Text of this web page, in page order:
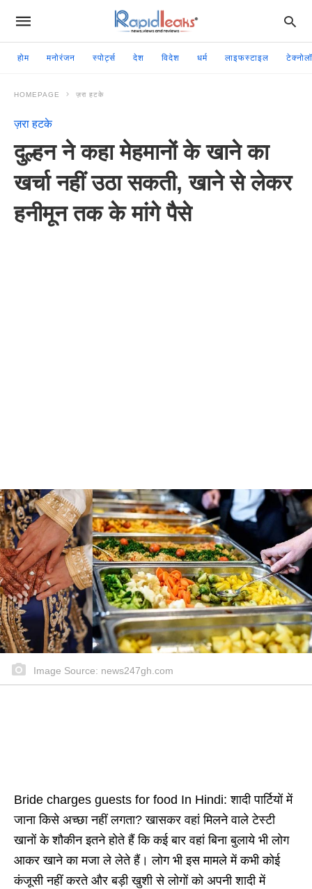
होम मनोरंजन स्पोर्ट्स देश विदेश धर्म लाइफस्टाइल
HOMEPAGE ज़रा हटके
ज़रा हटके
दुल्हन ने कहा मेहमानों के खाने का
खर्चा नहीं उठा सकती, खाने से लेकर
हनीमून तक के मांगे पैसे
Image Source: news247gh.com
Bride charges guests for food In Hindi: शादी पार्टियों में
जाना किसे अच्छा नहीं लगता? खासकर वहां मिलने वाले टेस्टी
खानों के शौकीन इतने होते हैं कि कई बार वहां बिना बुलाये भी लोग
आकर खाने का मजा ले लेते हैं। लोग भी इस मामले में कभी कोई
कंजूसी नहीं करते और बड़ी खुशी से लोगों को अपनी शादी में